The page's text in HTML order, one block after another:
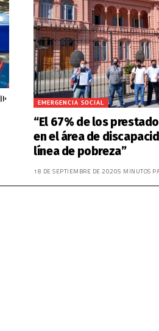
EMERGENCIA SOCIAL
“El 67% de los
en el área de
línea de pobreza”
18 DE SEPTIEMBRE DE 20205 MINUTOS